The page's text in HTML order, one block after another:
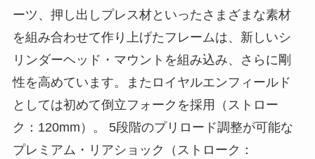
ーツ、押し出しプレス材といったさまざまな素材
を組み合わせて作り上げたフレームは、新しいシ
リンダーヘッド・マウントを組み込み、さらに剛
性を高めています。またロイヤルエンフィールド
としては初めて倒立フォークを採用（ストロー
ク：120mm）。 5段階のプリロード調整が可能な
プレミアム・リアショック（ストローク：